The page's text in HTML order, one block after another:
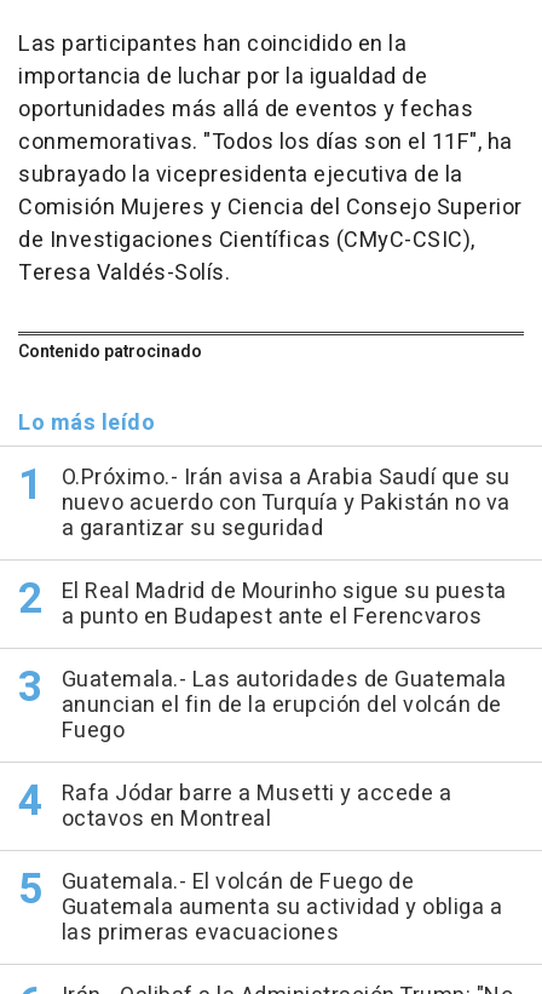
Las participantes han coincidido en la
importancia de luchar por la igualdad de
oportunidades más allá de eventos y fechas
conmemorativas. "Todos los días son el 11F", ha
subrayado la vicepresidenta ejecutiva de la
Comisión Mujeres y Ciencia del Consejo Superior
de Investigaciones Científicas (CMyC-CSIC),
Teresa Valdés-Solís.
Contenido patrocinado
Lo más leído
O.Próximo.- Irán avisa a Arabia Saudí que su
nuevo acuerdo con Turquía y Pakistán no va
a garantizar su seguridad
El Real Madrid de Mourinho sigue su puesta
a punto en Budapest ante el Ferencvaros
Guatemala.- Las autoridades de Guatemala
anuncian el fin de la erupción del volcán de
Fuego
Rafa Jódar barre a Musetti y accede a
octavos en Montreal
Guatemala.- El volcán de Fuego de
Guatemala aumenta su actividad y obliga a
las primeras evacuaciones